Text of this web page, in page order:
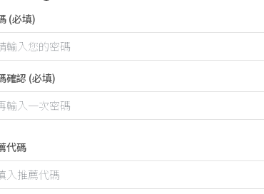
(必填)
確認 (必填)
代碼